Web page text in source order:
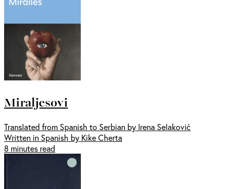
Miraljesovi
Translated from Spanish to Serbian by Irena Selaković
Written in Spanish by Kike Cherta
8 minutes read